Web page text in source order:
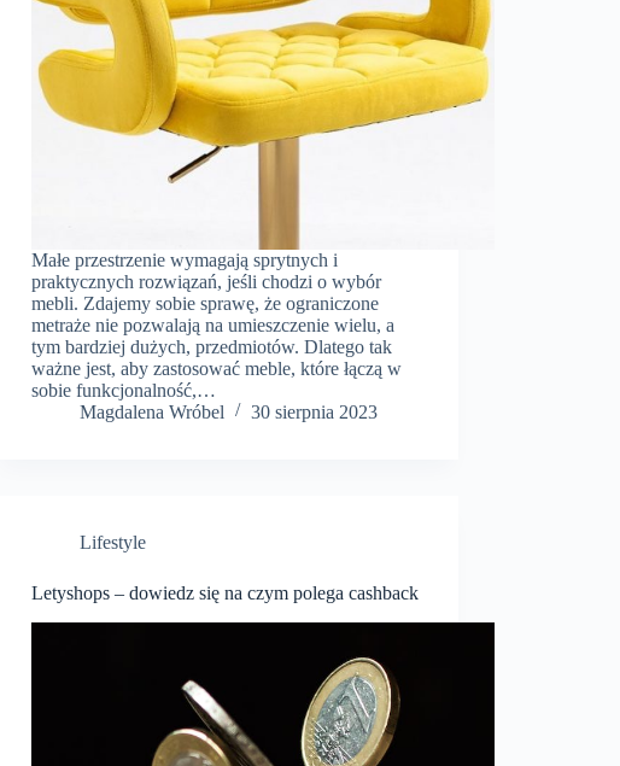
Małe przestrzenie wymagają sprytnych i
praktycznych rozwiązań, jeśli chodzi o wybór
mebli. Zdajemy sobie sprawę, że ograniczone
metraże nie pozwalają na umieszczenie wielu, a
tym bardziej dużych, przedmiotów. Dlatego tak
ważne jest, aby zastosować meble, które łączą w
sobie funkcjonalność,…
Magdalena Wróbel
30 sierpnia 2023
Lifestyle
Letyshops – dowiedz się na czym polega cashback